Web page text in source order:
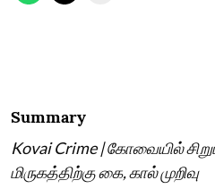
Summary
Kovai Crime | கோவையில்
மிருகத்திற்கு கை, கால் முறிவு